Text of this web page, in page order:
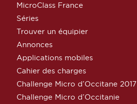
MicroClass France
Séries
Trouver un équipier
Annonces
Applications mobiles
Cahier des charges
Challenge Micro d’Occitane 2017
Challenge Micro d’Occitanie